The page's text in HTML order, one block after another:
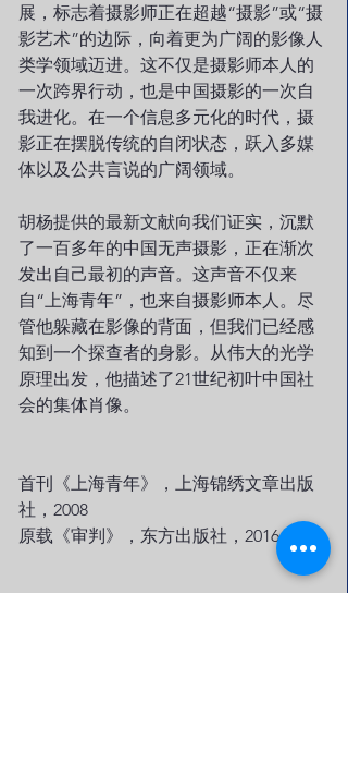
展，标志着摄影师正在超越“摄影”或“摄
影艺术”的边际，向着更为广阔的影像人
类学领域迈进。这不仅是摄影师本人的
一次跨界行动，也是中国摄影的一次自
我进化。在一个信息多元化的时代，摄
影正在摆脱传统的自闭状态，跃入多媒
体以及公共言说的广阔领域。
胡杨提供的最新文献向我们证实，沉默
了一百多年的中国无声摄影，正在渐次
发出自己最初的声音。这声音不仅来
自“上海青年”，也来自摄影师本人。尽
管他躲藏在影像的背面，但我们已经感
知到一个探查者的身影。从伟大的光学
原理出发，他描述了21世纪初叶中国社
会的集体肖像。
首刊《上海青年》，上海锦绣文章出版
社，2008
原载《审判》，东方出版社，2016